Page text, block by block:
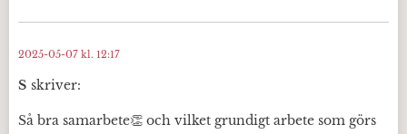
S skriver:
2025-05-07 kl. 12:17
Så bra samarbete👏 och vilket grundigt arbete som görs